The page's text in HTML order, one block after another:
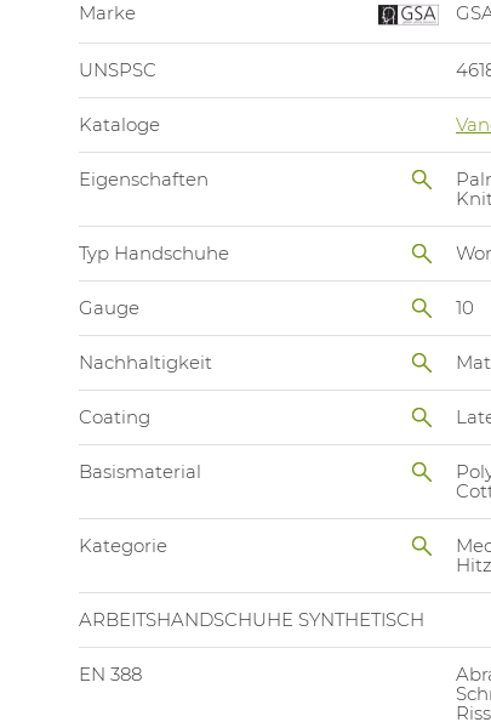
Marke
UNSPSC
Kataloge
Eigenschaften
Typ Handschuhe
Gauge 10
Nachhaltigkeit
Coating
Basismaterial
Kategorie
ARBEITSHANDSCHUHE SYNTHETISCH
EN 388